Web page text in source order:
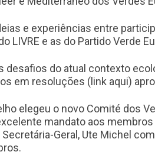
e experiências entre
LIVRE e as do Partido Verde
desafios do atual contexto
em resoluções (link aqui)
elegeu o novo Comité dos
mandato aos
Geral, Ute Michel